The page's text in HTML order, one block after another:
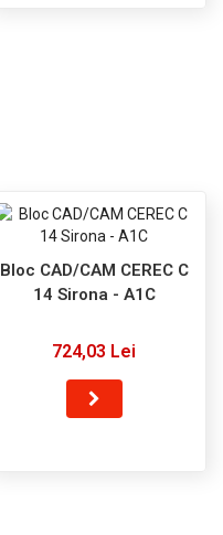
Bloc CAD/CAM CEREC C
14 Sirona - A1C
724,03 Lei